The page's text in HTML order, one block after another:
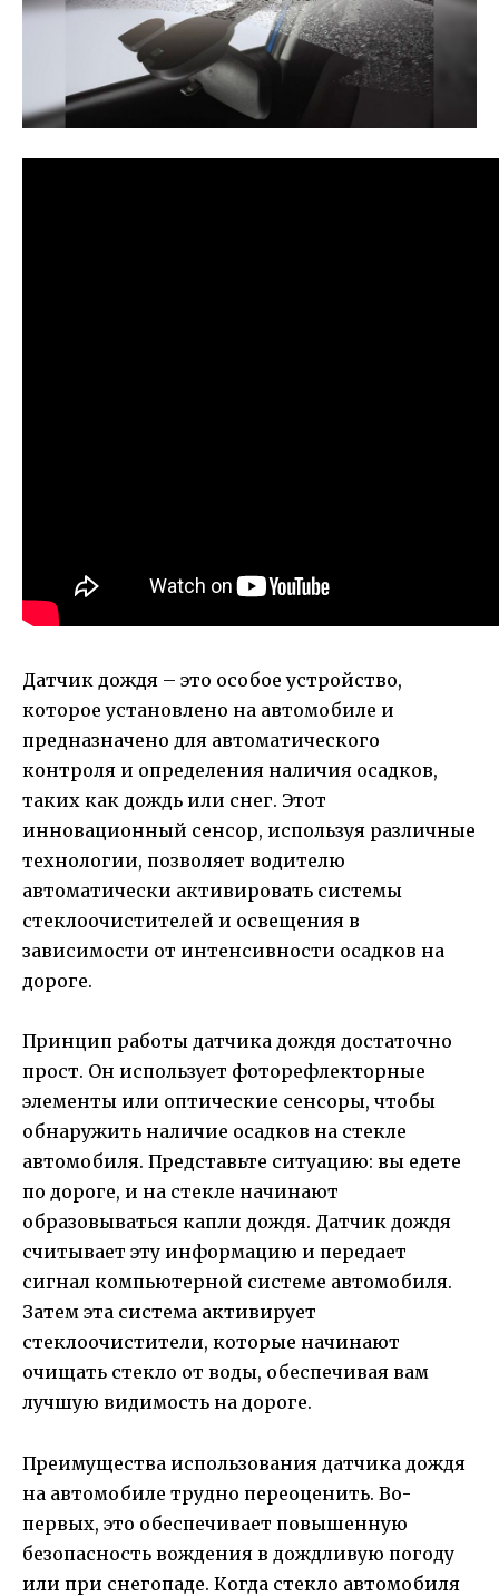
Датчик дождя – это особое устройство,
которое установлено на автомобиле и
предназначено для автоматического
контроля и определения наличия осадков,
таких как дождь или снег. Этот
инновационный сенсор, используя различные
технологии, позволяет водителю
автоматически активировать системы
стеклоочистителей и освещения в
зависимости от интенсивности осадков на
дороге.
Принцип работы датчика дождя достаточно
прост. Он использует фоторефлекторные
элементы или оптические сенсоры, чтобы
обнаружить наличие осадков на стекле
автомобиля. Представьте ситуацию: вы едете
по дороге, и на стекле начинают
образовываться капли дождя. Датчик дождя
считывает эту информацию и передает
сигнал компьютерной системе автомобиля.
Затем эта система активирует
стеклоочистители, которые начинают
очищать стекло от воды, обеспечивая вам
лучшую видимость на дороге.
Преимущества использования датчика дождя
на автомобиле трудно переоценить. Во-
первых, это обеспечивает повышенную
безопасность вождения в дождливую погоду
или при снегопаде. Когда стекло автомобиля